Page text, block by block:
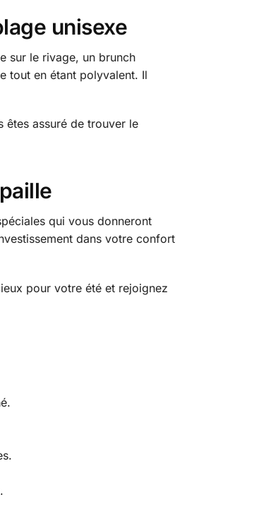
unisexe
sur le rivage, un brunch
tout en étant polyvalent. Il
êtes assuré de trouver le
qui vous donneront
dans votre confort
pour votre été et rejoignez